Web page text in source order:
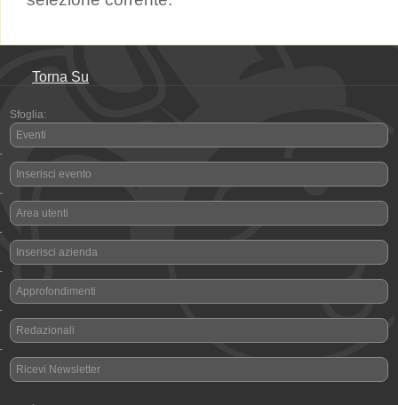
Torna Su
Sfoglia:
Eventi
-
Inserisci evento
-
Area utenti
-
Inserisci azienda
-
Approfondimenti
-
Redazionali
-
Ricevi Newsletter